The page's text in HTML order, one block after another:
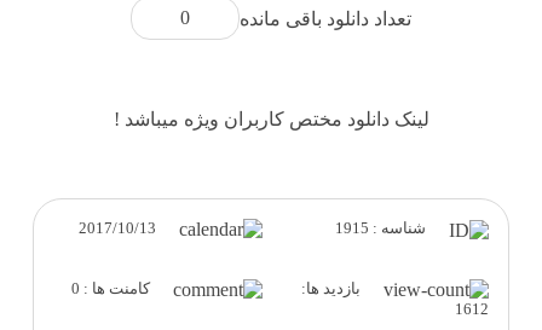
تعداد دانلود باقی مانده 0
لینک دانلود مختص کاربران ویژه میباشد !
شناسه : 1915
بازدید ها:
1612
کامنت ها : 0